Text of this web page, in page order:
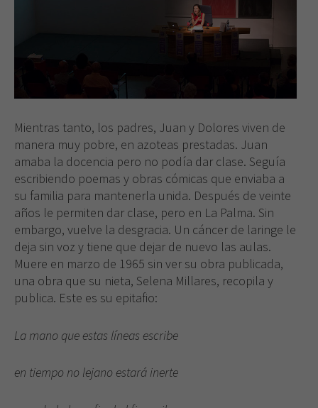
Mientras tanto, los padres, Juan y Dolores viven de
manera muy pobre, en azoteas prestadas. Juan
amaba la docencia pero no podía dar clase. Seguía
escribiendo poemas y obras cómicas que enviaba a
su familia para mantenerla unida. Después de veinte
años le permiten dar clase, pero en La Palma. Sin
embargo, vuelve la desgracia. Un cáncer de laringe le
deja sin voz y tiene que dejar de nuevo las aulas.
Muere en marzo de 1965 sin ver su obra publicada,
una obra que su nieta, Selena Millares, recopila y
publica. Este es su epitafio:
La mano que estas líneas escribe
en tiempo no lejano estará inerte
mejor posible
durante tu
rechaza estas
funcionalidades
de la web.